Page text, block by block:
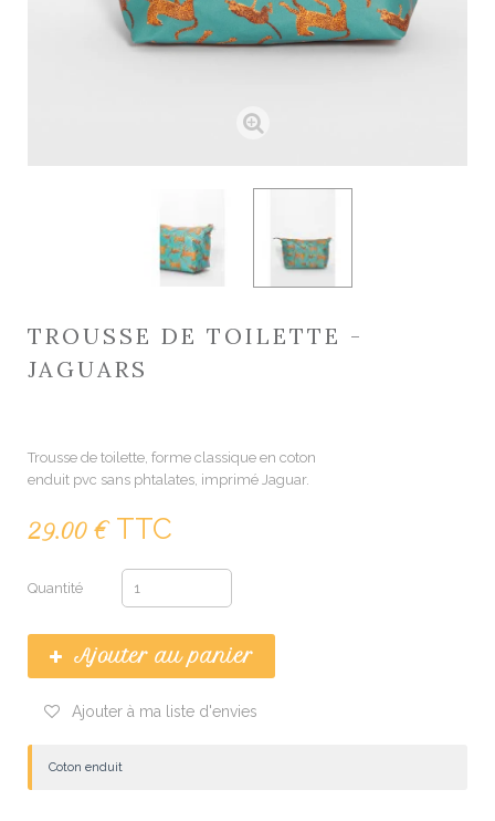
TROUSSE DE TOILETTE -
JAGUARS
Trousse de toilette, forme classique en coton
enduit pvc sans phtalates, imprimé Jaguar.
29.00 €TTC
Quantité
Ajouter au panier
Ajouter à ma liste d'envies
Coton enduit